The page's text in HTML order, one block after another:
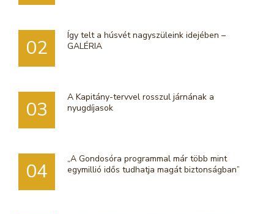
02
Így telt a húsvét nagyszüleink idejében –
GALÉRIA
03
A Kapitány-tervvel rosszul járnának a
nyugdíjasok
04
„A Gondosóra programmal már több mint
egymillió idős tudhatja magát biztonságban”